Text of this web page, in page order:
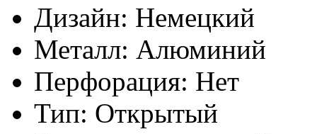
Дизайн: Немецкий
Металл: Алюминий
Перфорация: Нет
Тип: Открытый